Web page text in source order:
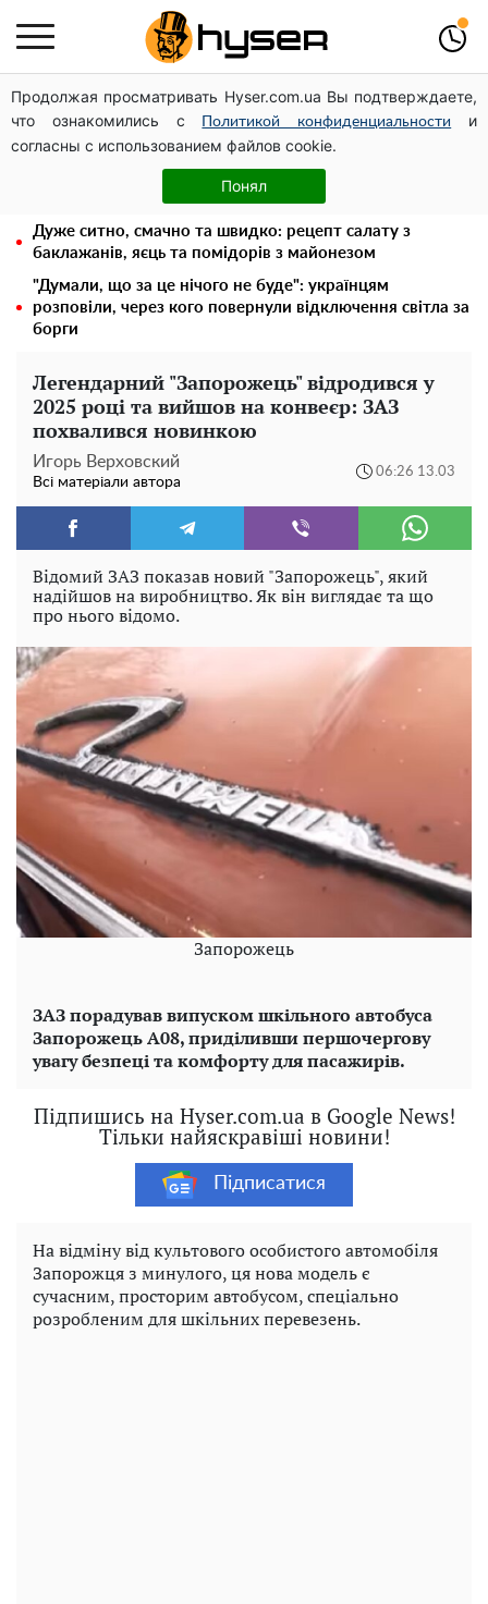
Продолжая просматривать Hyser.com.ua Вы подтверждаете,
что ознакомились с
Политикой конфиденциальности
и
согласны с использованием файлов cookie.
Понял
Українська авіатранспортна асоціація звернулася до
Мінфіну із закликом уніфікувати оподаткування
авіалізингу
Олена Тополя злив відео – це далеко не все: фронтмен
"Антитіла" Тарас Тополя став наступним
Дуже ситно, смачно та швидко: рецепт салату з
баклажанів, яєць та помідорів з майонезом
"Думали, що за це нічого не буде": українцям
розповіли, через кого повернули відключення світла за
борги
Легендарний "Запорожець" відродився у
2025 році та вийшов на конвеєр: ЗАЗ
похвалився новинкою
Игорь Верховский
Всі матеріали автора
06:26 13.03
Відомий ЗАЗ показав новий "Запорожець", який
надійшов на виробництво. Як він виглядає та що
про нього відомо.
Запорожець
ЗАЗ порадував випуском шкільного автобуса
Запорожець А08, приділивши першочергову
увагу безпеці та комфорту для пасажирів.
Підпишись на Hyser.com.ua в Google News!
Тільки найяскравіші новини!
Підписатися
На відміну від культового особистого автомобіля
Запорожця з минулого, ця нова модель є
сучасним, просторим автобусом, спеціально
розробленим для шкільних перевезень.